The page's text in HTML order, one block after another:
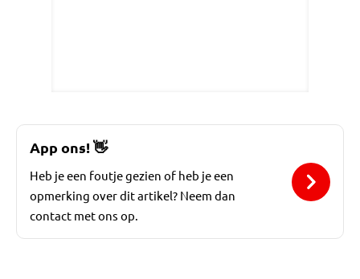
App ons!👋
Heb je een foutje gezien of heb je een
opmerking over dit artikel? Neem dan
contact met ons op.